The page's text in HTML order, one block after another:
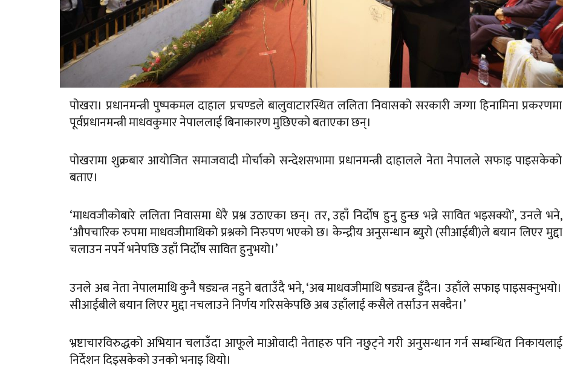
पोखरा। प्रधानमन्त्री पुष्पकमल दाहाल प्रचण्डले बालुवाटारस्थित ललिता निवासको सरकारी जग्गा हिनामिना प्रकरणमा
पूर्वप्रधानमन्त्री माधवकुमार नेपाललाई बिनाकारण मुछिएको बताएका छन्।
पोखरामा शुक्रबार आयोजित समाजवादी मोर्चाको सन्देशसभामा प्रधानमन्त्री दाहालले नेता नेपालले सफाइ पाइसकेको
बताए।
‘माधवजीकोबारे ललिता निवासमा धेरै प्रश्न उठाएका छन्। तर, उहाँ निर्दोष हुनु हुन्छ भन्ने सावित भइसक्यो’, उनले भने,
‘औपचारिक रुपमा माधवजीमाथिको प्रश्नको निरुपण भएको छ। केन्द्रीय अनुसन्धान ब्युरो (सीआईबी)ले बयान लिएर मुद्दा
चलाउन नपर्ने भनेपछि उहाँ निर्दोष सावित हुनुभयो।’
उनले अब नेता नेपालमाथि कुनै षड्यन्त्र नहुने बताउँदै भने, ‘अब माधवजीमाथि षड्यन्त्र हुँदैन। उहाँले सफाइ पाइसक्नुभयो।
सीआईबीले बयान लिएर मुद्दा नचलाउने निर्णय गरिसकेपछि अब उहाँलाई कसैले तर्साउन सक्दैन।’
भ्रष्टाचारविरुद्धको अभियान चलाउँदा आफूले माओवादी नेताहरु पनि नछुट्ने गरी अनुसन्धान गर्न सम्बन्धित निकायलाई
निर्देशन दिइसकेको उनको भनाइ थियो।